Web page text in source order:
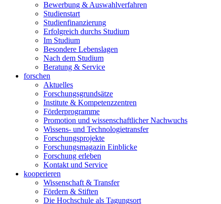
Bewerbung & Auswahlverfahren
Studienstart
Studienfinanzierung
Erfolgreich durchs Studium
Im Studium
Besondere Lebenslagen
Nach dem Studium
Beratung & Service
forschen
Aktuelles
Forschungsgrundsätze
Institute & Kompetenzzentren
Förderprogramme
Promotion und wissenschaftlicher Nachwuchs
Wissens- und Technologietransfer
Forschungsprojekte
Forschungsmagazin Einblicke
Forschung erleben
Kontakt und Service
kooperieren
Wissenschaft & Transfer
Fördern & Stiften
Die Hochschule als Tagungsort